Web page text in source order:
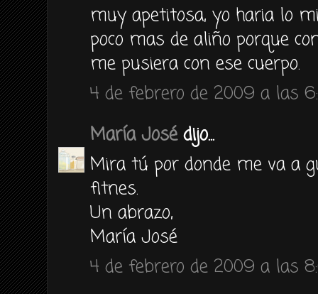
muy apetitosa, yo haria lo
poco mas de aliño porque
me pusiera con ese cuerpo.
4 de febrero de 2009 a las
María Josédijo...
Mira tú por donde me va a
fitnes.
Un abrazo,
María José
4 de febrero de 2009 a las